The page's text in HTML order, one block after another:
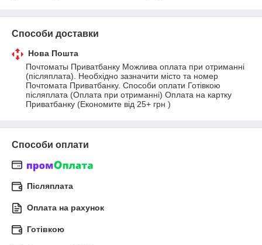
Способи доставки
Нова Пошта
Почтоматы Приватбанку Можлива оплата при отриманні
(післяплата). Необхідно зазначити місто та номер
Почтомата Приватбанку. Способи оплати Готівкою
післяплата (Оплата при отриманні) Оплата на картку
Приватбанку (Економите від 25+ грн )
Способи оплати
Післяплата
Оплата на рахунок
Готівкою